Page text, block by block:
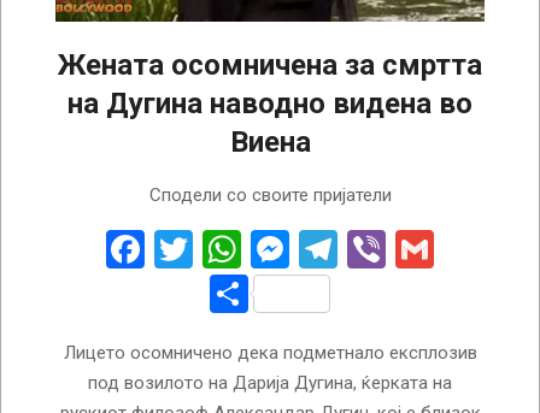
Жената осомничена за смртта
на Дугина наводно видена во
Виена
Сподели со своите пријатели
Facebook
TwitterWhatsApp
Messenger
Telegram
Viber
Share
Лицето осомничено дека подметнало експлозив
под возилото на Дарија Дугина, ќерката на